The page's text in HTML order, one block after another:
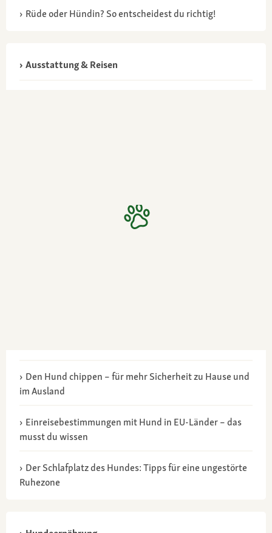
Rüde oder Hündin? So entscheidest du richtig!
Ausstattung & Reisen
Den Hund chippen – für mehr Sicherheit zu Hause und
im Ausland
Einreisebestimmungen mit Hund in EU-Länder – das
musst du wissen
Der Schlafplatz des Hundes: Tipps für eine ungestörte
Ruhezone